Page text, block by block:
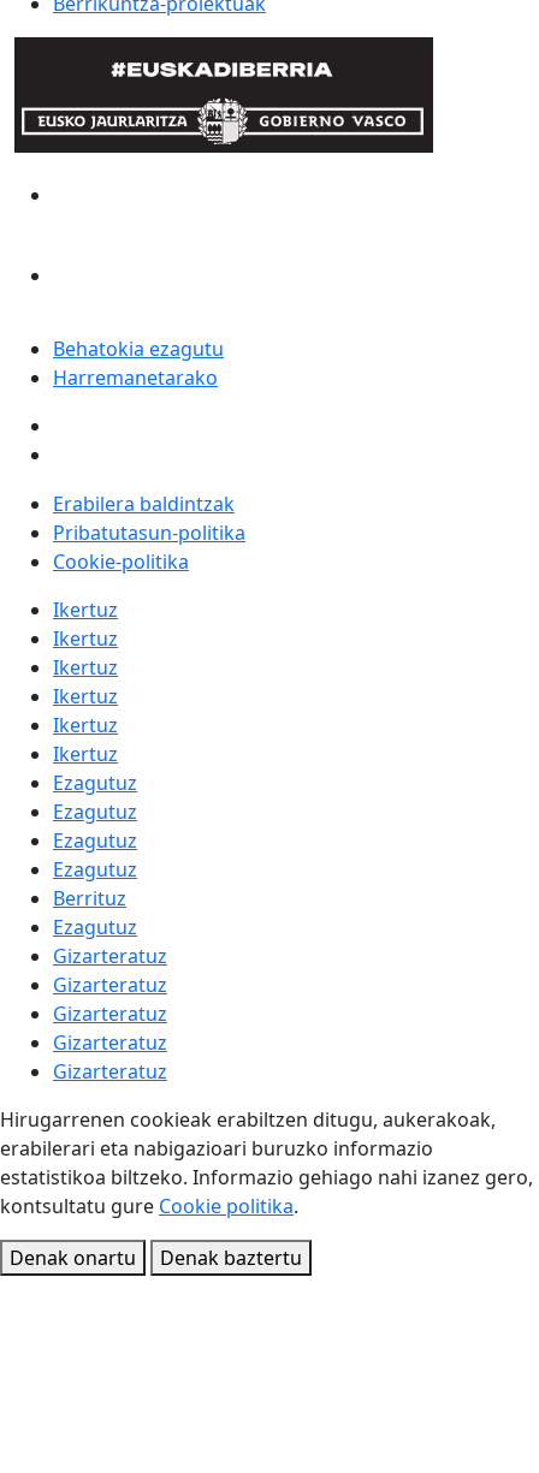
Behatokia ezagutu
Harremanetarako
Erabilera baldintzak
Pribatutasun-politika
Cookie-politika
Ikertuz
Ikertuz
Ikertuz
Ikertuz
Ikertuz
Ikertuz
Ezagutuz
Ezagutuz
Ezagutuz
Ezagutuz
Berrituz
Ezagutuz
Gizarteratuz
Gizarteratuz
Gizarteratuz
Gizarteratuz
Gizarteratuz
Hirugarrenen cookieak erabiltzen ditugu, aukerakoak,
erabilerari eta nabigazioari buruzko informazio
estatistikoa biltzeko. Informazio gehiago nahi izanez gero,
kontsultatu gure Cookie politika.
Denak onartu
Denak baztertu